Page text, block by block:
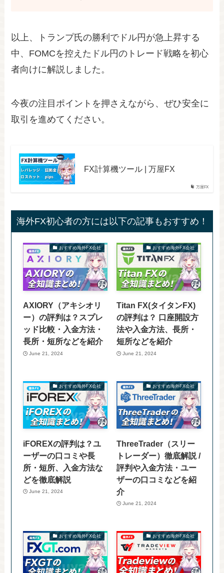
以上、トランプ氏の勝利でドル円が急上昇する
中、FOMCを控えたドル円のトレード戦略を初心
者向けに解説しました。
今夜の注目ポイントを押さえながら、ぜひ安全に
取引を進めてください。
万屋FX
FX計算機ツール | 万屋FX
海外FX初心者の方には以下の記事もおすすめ！
おすすめ海外FX会社
AXIORY（アキシオリ
ー）の評判は？スプレ
ッド比較・入金方法・
長所・短所などを紹介
June 21, 2024
おすすめ海外FX会社
Titan FX(タイタンFX)
の評判は？ 口座開設方
法や入金方法、長所・
短所などを紹介
June 21, 2024
おすすめ海外FX会社
iFOREXの評判は？ユ
ーザーの口コミや長
所・短所、入金方法な
どを徹底解説
June 21, 2024
おすすめ海外FX会社
ThreeTrader（スリー
トレーダー）徹底解説 /
評判や入金方法・ユー
ザーの口コミなどを紹
介
June 21, 2024
おすすめ海外FX会社 おすすめ海外FX会社